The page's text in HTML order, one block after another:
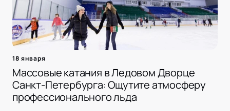
18 января
Массовые катания в Ледовом Дворце
Санкт-Петербурга: Ощутите атмосферу
профессионального льда